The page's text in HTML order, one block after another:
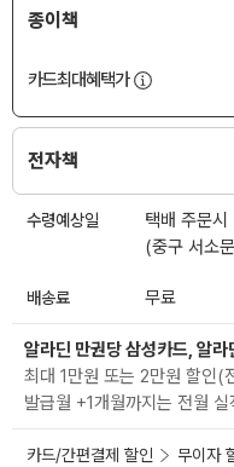
종이책
카드최대혜택가
전자책
수령예상일
택배 주문시
(중구 서소
배송료 무료
알라딘 만권당 삼성카드, 알
최대 1만원 또는 2만원 할인
발급월 +1개월까지는 전월
카드/간편결제 할인 무이자